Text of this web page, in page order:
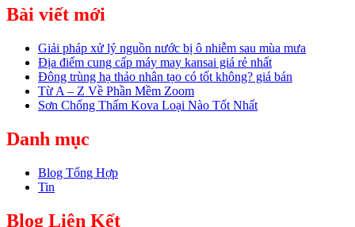
Bài viết mới
Giải pháp xử lý nguồn nước bị ô nhiễm sau mùa mưa
Địa điểm cung cấp máy may kansai giá rẻ nhất
Đông trùng hạ thảo nhân tạo có tốt không? giá bán
Từ A – Z Về Phần Mềm Zoom
Sơn Chống Thấm Kova Loại Nào Tốt Nhất
Danh mục
Blog Tổng Hợp
Tin
Blog Liên Kết